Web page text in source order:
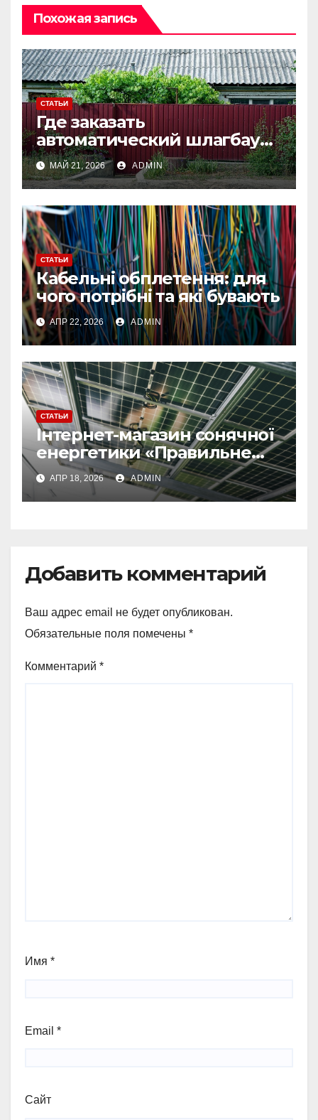
Похожая запись
СТАТЬИ
Где заказать
автоматический шлагбаум
под ключ: что важно учесть
перед установкой
МАЙ 21, 2026 ADMIN
СТАТЬИ
Кабельні обплетення: для
чого потрібні та які бувають
АПР 22, 2026 ADMIN
СТАТЬИ
Інтернет-магазин сонячної
енергетики «Правильне
електроживлення»
АПР 18, 2026 ADMIN
Добавить комментарий
Ваш адрес email не будет опубликован.
Обязательные поля помечены *
Комментарий *
Имя *
Email *
Сайт